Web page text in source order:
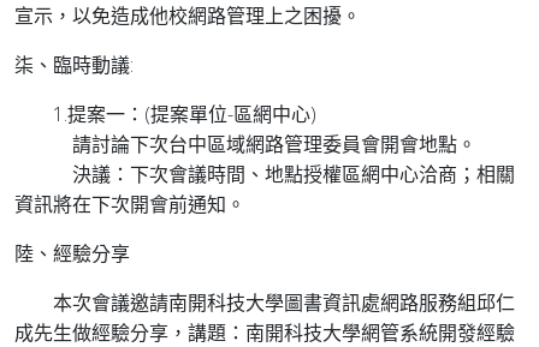
宣示，以免造成他校網路管理上之困擾。
柒、臨時動議:
1.提案一：(提案單位-區網中心)
請討論下次台中區域網路管理委員會開會地點。
決議：下次會議時間、地點授權區網中心洽商；相關
資訊將在下次開會前通知。
陸、經驗分享
本次會議邀請南開科技大學圖書資訊處網路服務組邱仁
成先生做經驗分享，講題：南開科技大學網管系統開發經驗